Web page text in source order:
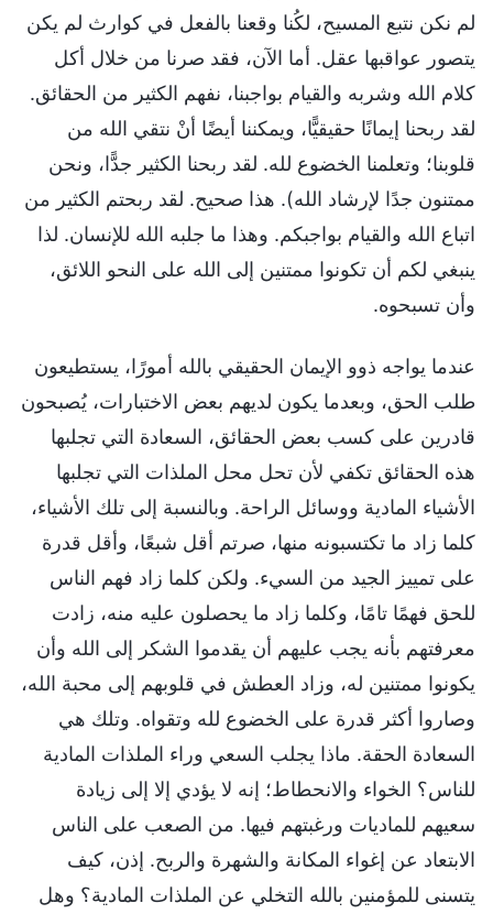
لم نكن نتبع المسيح، لكُنا وقعنا بالفعل في كوارث لم يكن
يتصور عواقبها عقل. أما الآن، فقد صرنا من خلال أكل
كلام الله وشربه والقيام بواجبنا، نفهم الكثير من الحقائق.
لقد ربحنا إيمانًا حقيقيًّا، ويمكننا أيضًا أنْ نتقي الله من
قلوبنا؛ وتعلمنا الخضوع لله. لقد ربحنا الكثير جدًّا، ونحن
ممتنون جدًا لإرشاد الله). هذا صحيح. لقد ربحتم الكثير من
اتباع الله والقيام بواجبكم. وهذا ما جلبه الله للإنسان. لذا
ينبغي لكم أن تكونوا ممتنين إلى الله على النحو اللائق،
وأن تسبحوه.
عندما يواجه ذوو الإيمان الحقيقي بالله أمورًا، يستطيعون
طلب الحق، وبعدما يكون لديهم بعض الاختبارات، يُصبحون
قادرين على كسب بعض الحقائق، السعادة التي تجلبها
هذه الحقائق تكفي لأن تحل محل الملذات التي تجلبها
الأشياء المادية ووسائل الراحة. وبالنسبة إلى تلك الأشياء،
كلما زاد ما تكتسبونه منها، صرتم أقل شبعًا، وأقل قدرة
على تمييز الجيد من السيء. ولكن كلما زاد فهم الناس
للحق فهمًا تامًا، وكلما زاد ما يحصلون عليه منه، زادت
معرفتهم بأنه يجب عليهم أن يقدموا الشكر إلى الله وأن
يكونوا ممتنين له، وزاد العطش في قلوبهم إلى محبة الله،
وصاروا أكثر قدرة على الخضوع لله وتقواه. وتلك هي
السعادة الحقة. ماذا يجلب السعي وراء الملذات المادية
للناس؟ الخواء والانحطاط؛ إنه لا يؤدي إلا إلى زيادة
سعيهم للماديات ورغبتهم فيها. من الصعب على الناس
الابتعاد عن إغواء المكانة والشهرة والربح. إذن، كيف
يتسنى للمؤمنين بالله التخلي عن الملذات المادية؟ وهل